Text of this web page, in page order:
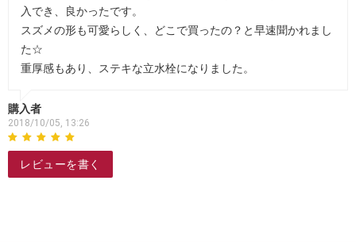
入でき、良かったです。
スズメの形も可愛らしく、どこで買ったの？と早速聞かれまし
た☆
重厚感もあり、ステキな立水栓になりました。
購入者
2018/10/05, 13:26
レビューを書く